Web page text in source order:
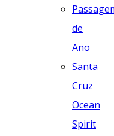
de
Ano
Santa
Cruz
Ocean
Spirit